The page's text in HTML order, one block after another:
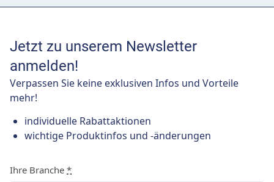
Jetzt zu unserem Newsletter
anmelden!
Verpassen Sie keine exklusiven Infos und Vorteile
mehr!
individuelle Rabattaktionen
wichtige Produktinfos und -änderungen
Ihre Branche *